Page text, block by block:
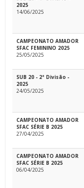
2025
14/06/2025
CAMPEONATO AMADOR
SFAC FEMININO 2025
25/05/2025
SUB 20 - 2ª Divisão -
2025
24/05/2025
CAMPEONATO AMADOR
SFAC SÉRIE B 2025
27/04/2025
CAMPEONATO AMADOR
SFAC SÉRIE B 2025
06/04/2025